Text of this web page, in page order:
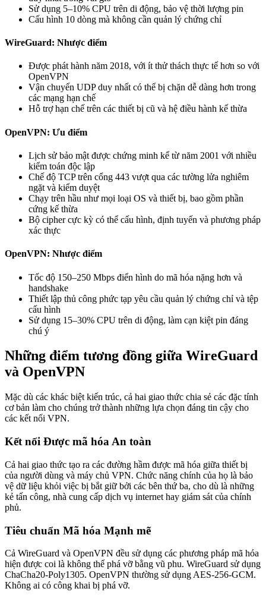
Sử dụng 5–10% CPU trên di động, bảo vệ thời lượng pin
Cấu hình 10 dòng mà không cần quản lý chứng chỉ
WireGuard: Nhược điểm
Được phát hành năm 2018, với ít thử thách thực tế hơn so với
OpenVPN
Vận chuyển UDP duy nhất có thể bị chặn dễ dàng hơn trong
các mạng hạn chế
Hỗ trợ hạn chế trên các thiết bị cũ và hệ điều hành kế thừa
OpenVPN: Ưu điểm
Lịch sử bảo mật được chứng minh kể từ năm 2001 với nhiều
kiểm toán độc lập
Chế độ TCP trên cổng 443 vượt qua các tường lửa nghiêm
ngặt và kiểm duyệt
Chạy trên hầu như mọi loại OS và thiết bị, bao gồm phần
cứng kế thừa
Bộ cipher cực kỳ có thể cấu hình, định tuyến và phương pháp
xác thực
OpenVPN: Nhược điểm
Tốc độ 150–250 Mbps điển hình do mã hóa nặng hơn và
handshake
Thiết lập thủ công phức tạp yêu cầu quản lý chứng chỉ và tệp
cấu hình
Sử dụng 15–30% CPU trên di động, làm cạn kiệt pin đáng
chú ý
Những điểm tương đồng giữa WireGuard
và OpenVPN
Mặc dù các khác biệt kiến trúc, cả hai giao thức chia sẻ các đặc tính
cơ bản làm cho chúng trở thành những lựa chọn đáng tin cậy cho
các kết nối VPN.
Kết nối Được mã hóa An toàn
Cả hai giao thức tạo ra các đường hầm được mã hóa giữa thiết bị
của người dùng và máy chủ VPN. Chức năng chính của họ là bảo
vệ dữ liệu khỏi việc bị bắt giữ bởi các bên thứ ba, cho dù là những
kẻ tấn công, nhà cung cấp dịch vụ internet hay giám sát của chính
phủ.
Tiêu chuẩn Mã hóa Mạnh mẽ
Cả WireGuard và OpenVPN đều sử dụng các phương pháp mã hóa
hiện được coi là không thể phá vỡ bằng vũ phu. WireGuard sử dụng
ChaCha20-Poly1305. OpenVPN thường sử dụng AES-256-GCM.
Không ai có công khai bị phá vỡ.